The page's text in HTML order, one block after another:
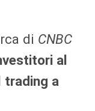
di CNBC
al
trading a